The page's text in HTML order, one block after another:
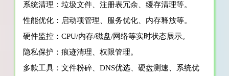
系统清理：垃圾文件、注册表冗余、缓存清理等。
性能优化：启动项管理、服务优化、内存释放等。
硬件监控：CPU/内存/磁盘/网络等实时状态展示。
隐私保护：痕迹清理、权限管理。
多款工具：文件粉碎、DNS优选、硬盘测速、系统优